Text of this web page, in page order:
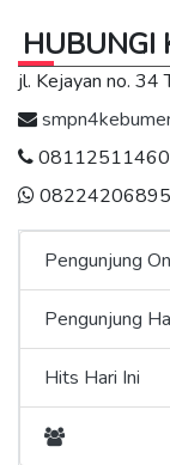
HUBUNGI
jl. Kejayan no. 34
08112511460
Pengunjung
Pengunjung
Hits Hari Ini